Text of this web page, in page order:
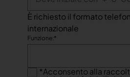
È richiesto il formato
internazionale
*
Funzione:
*Acconsento alla